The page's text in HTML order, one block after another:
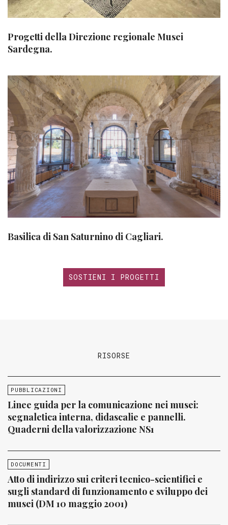
Progetti della Direzione regionale Musei
Sardegna.
Basilica di San Saturnino di Cagliari.
SOSTIENI I PROGETTI
RISORSE
PUBBLICAZIONI
Linee guida per la comunicazione nei musei:
segnaletica interna, didascalie e pannelli.
Quaderni della valorizzazione NS1
DOCUMENTI
Atto di indirizzo sui criteri tecnico-scientifici e
sugli standard di funzionamento e sviluppo dei
musei (DM 10 maggio 2001)